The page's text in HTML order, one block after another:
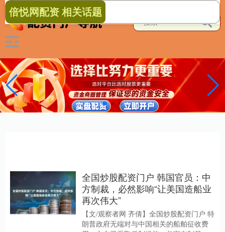
倍悦网配资 相关话题
全国炒股配资门户 韩国官员：中
方制裁，必然影响“让美国造船业
再次伟大”
【文/观察者网 齐倩】全国炒股配资门户 特
朗普政府无端对与中国相关的船舶征收费